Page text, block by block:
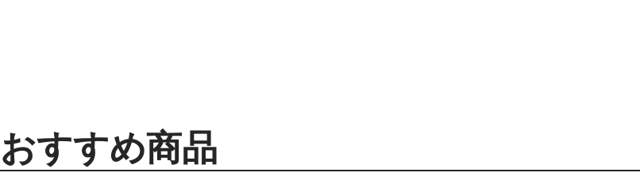
おすすめ商品